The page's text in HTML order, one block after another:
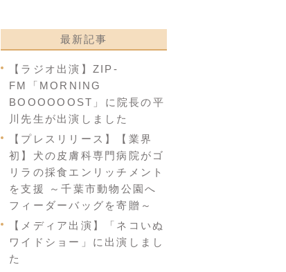
最新記事
【ラジオ出演】ZIP-
FM「MORNING
BOOOOOOST」に院長の平
川先生が出演しました
【プレスリリース】【業界
初】犬の皮膚科専門病院がゴ
リラの採食エンリッチメント
を支援 ～千葉市動物公園へ
フィーダーバッグを寄贈～
【メディア出演】「ネコいぬ
ワイドショー」に出演しまし
た